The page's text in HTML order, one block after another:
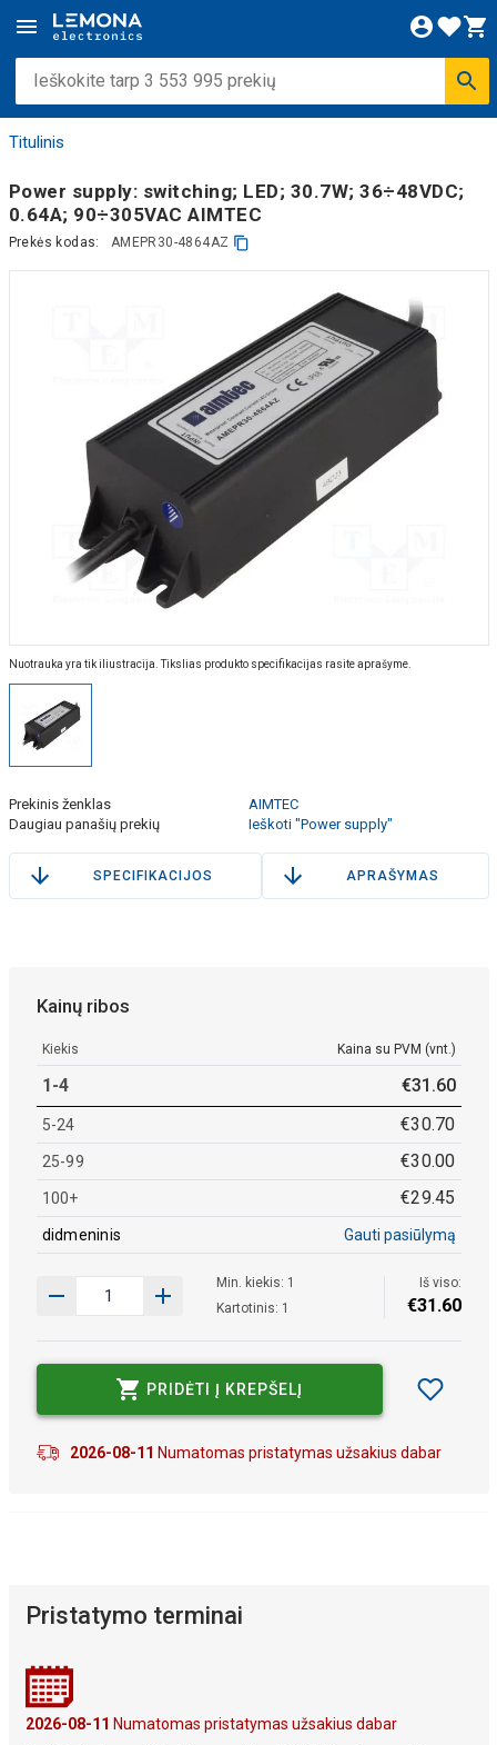
Titulinis
Power supply: switching; LED; 30.7W; 36÷48VDC;
0.64A; 90÷305VAC AIMTEC
Prekės kodas: AMEPR30-4864AZ
Nuotrauka yra tik iliustracija. Tikslias produkto specifikacijas rasite aprašyme.
Prekinis ženklas
AIMTEC
Daugiau panašių prekių
Ieškoti "Power supply"
SPECIFIKACIJOS APRAŠYMAS
Kainų ribos
Kiekis Kaina su PVM (vnt.)
1-4 €31 .60
5-24 €30.70
25-99 €30.00
100+ €29.45
didmeninis Gauti pasiūlymą
Min. kiekis: 1
Kartotinis: 1
Iš viso:
€31 .60
PRIDĖTI Į KREPŠELĮ
2026-08-11 Numatomas pristatymas užsakius dabar
Pristatymo terminai
2026-08-11 Numatomas pristatymas užsakius dabar